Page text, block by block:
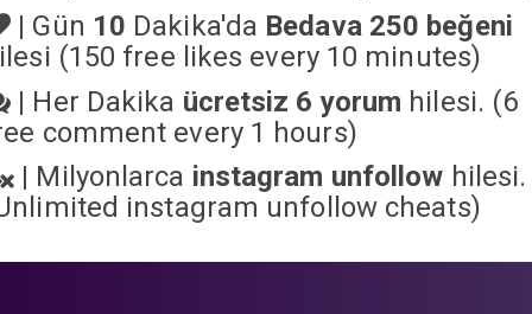
| Gün 10 Dakika'da Bedava 250 beğeni
(150 free likes every 10 minutes)
| Her Dakika ücretsiz 6 yorum hilesi. (6
comment every 1 hours)
| Milyonlarca instagram unfollow hilesi.
instagram unfollow cheats)